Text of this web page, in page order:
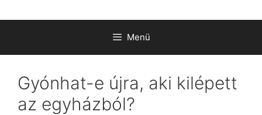
Menü
Gyónhat-e újra, aki kilépett
az egyházból?